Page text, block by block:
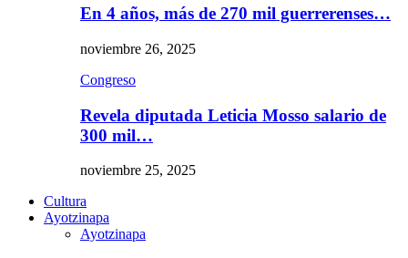
En 4 años, más de 270 mil guerrerenses…
noviembre 26, 2025
Congreso
Revela diputada Leticia Mosso salario de
300 mil…
noviembre 25, 2025
Cultura
Ayotzinapa
Ayotzinapa